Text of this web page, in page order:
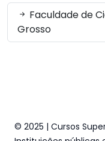
Faculdade de
Grosso
© 2025 | Cursos